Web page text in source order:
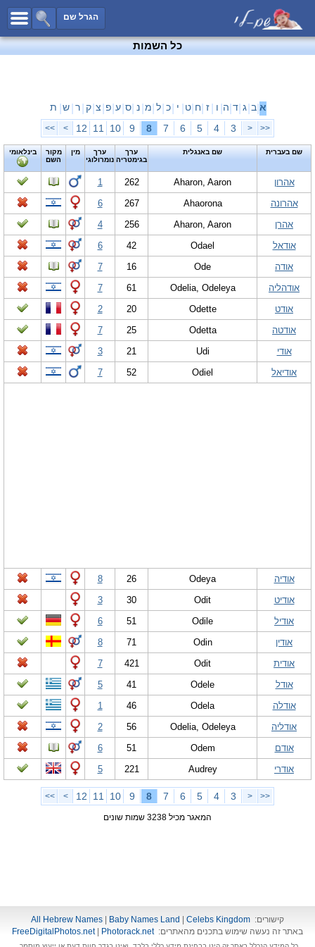
הגרל שם
כל השמות
שמות לבנים
שמות משותפים
שמות נפוצים
שמות נדירים
קטגוריות
מפורסמיםחדש!
נומרולוגיה
הוסף שם
צור קשר
פייסבוק
כל השמות
א ב ג ד ה ו ז ח ט י כ ל מ נ ס ע פ צ ק ר ש ת
<<
<
3
4
5
6
7
8
9
10
11
12
>
>>
שם בעברית שם באנגלית
ערך
בגימטריה
ערך
נומרולוגי
מין
מקור
השם
בינלאומי
אהרון Aharon, Aaron
262
1
אהרונה
Ahaorona
267
6
אהרן
Aharon, Aaron
256
4
אודאל
Odael
42
6
אודה
Ode
16
7
אודהליה
Odelia, Odeleya
61
7
אודט
Odette
20
2
אודטה
Odetta
25
7
אודי
Udi
21
3
אודיאל
Odiel
52
7
אודיה Odeya
26
8
אודיט
Odit
30
3
אודיל
Odile
51
6
אודין
Odin
71
8
אודית
Odit
421
7
אודל
Odele
41
5
אודלה
Odela
46
1
אודליה
Odelia, Odeleya
56
2
אודם
Odem
51
6
אודרי
Audrey
221
5
<<
<
3
4
5
6
7
8
9
10
11
12
>
>>
המאגר מכיל 3238 שמות שונים
קישורים: All Hebrew Names Baby Names Land
Celebs Kingdom
באתר זה נעשה שימוש בתכנים מהאתרים:
FreeDigitalPhotos.net| Photorack.net